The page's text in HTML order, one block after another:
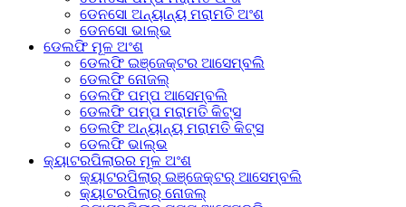
ଡେନସୋ ଅନ୍ୟାନ୍ୟ ମରାମତି ଅଂଶ
ଡେନସୋ ଭାଲ୍ଭ
ଡେଲଫି ମୂଳ ଅଂଶ
ଡେଲଫି ଇଞ୍ଜେକ୍ଟର ଆସେମ୍ବଲି
ଡେଲଫି ନୋଜଲ୍
ଡେଲଫି ପମ୍ପ ଆସେମ୍ବଲି
ଡେଲଫି ପମ୍ପ ମରାମତି କିଟ୍ସ
ଡେଲଫି ଅନ୍ୟାନ୍ୟ ମରାମତି କିଟ୍ସ
ଡେଲଫି ଭାଲ୍ଭ
କ୍ୟାଟରପିଲାରର ମୂଳ ଅଂଶ
କ୍ୟାଟରପିଲାର୍ ଇଞ୍ଜେକ୍ଟର୍ ଆସେମ୍ବଲି
କ୍ୟାଟରପିଲାର୍ ନୋଜଲ୍